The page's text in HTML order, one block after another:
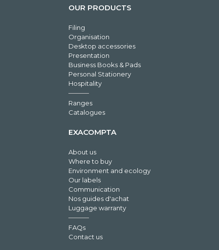
OUR PRODUCTS
Filing
Organisation
Desktop accessories
Presentation
Business Books & Pads
Personal Stationery
Hospitality
Ranges
Catalogues
EXACOMPTA
About us
Where to buy
Environment and ecology
Our labels
Communication
Nos guides d'achat
Luggage warranty
FAQs
Contact us